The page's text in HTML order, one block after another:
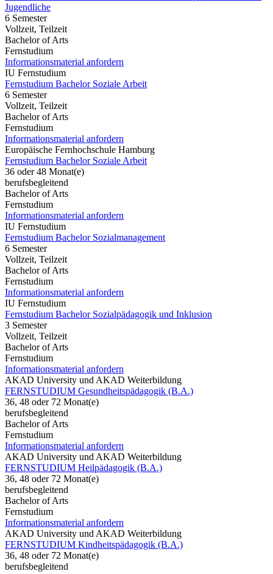
Jugendliche
6 Semester
Vollzeit, Teilzeit
Bachelor of Arts
Fernstudium
Informationsmaterial anfordern
IU Fernstudium
Fernstudium Bachelor Soziale Arbeit
6 Semester
Vollzeit, Teilzeit
Bachelor of Arts
Fernstudium
Informationsmaterial anfordern
Europäische Fernhochschule Hamburg
Fernstudium Bachelor Soziale Arbeit
36 oder 48 Monat(e)
berufsbegleitend
Bachelor of Arts
Fernstudium
Informationsmaterial anfordern
IU Fernstudium
Fernstudium Bachelor Sozialmanagement
6 Semester
Vollzeit, Teilzeit
Bachelor of Arts
Fernstudium
Informationsmaterial anfordern
IU Fernstudium
Fernstudium Bachelor Sozialpädagogik und Inklusion
3 Semester
Vollzeit, Teilzeit
Bachelor of Arts
Fernstudium
Informationsmaterial anfordern
AKAD University und AKAD Weiterbildung
FERNSTUDIUM Gesundheitspädagogik (B.A.)
36, 48 oder 72 Monat(e)
berufsbegleitend
Bachelor of Arts
Fernstudium
Informationsmaterial anfordern
AKAD University und AKAD Weiterbildung
FERNSTUDIUM Heilpädagogik (B.A.)
36, 48 oder 72 Monat(e)
berufsbegleitend
Bachelor of Arts
Fernstudium
Informationsmaterial anfordern
AKAD University und AKAD Weiterbildung
FERNSTUDIUM Kindheitspädagogik (B.A.)
36, 48 oder 72 Monat(e)
berufsbegleitend